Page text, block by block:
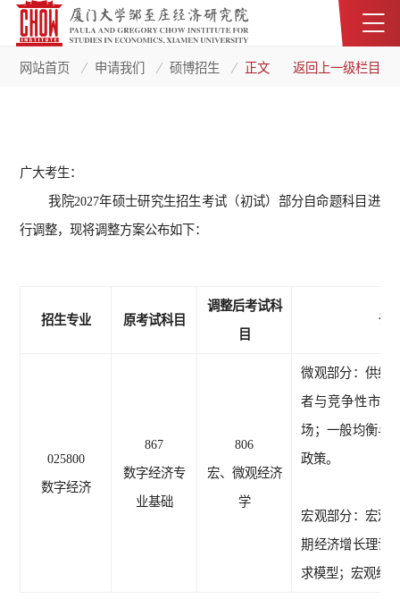
网站首页 申请我们 硕博招生 正文 返回上一级栏目
广大考生：
我院2027年硕士研究生招生考试（初试）部分自命题科目进
行调整，现将调整方案公布如下：
招生专业 原考试科目
调整后考试科
目
调
025800
数字经济
867
数字经济专
业基础
806
宏、微观经济
学
微观部分：供给
者与竞争性市场
场；一般均衡与
政策。
宏观部分：宏观
期经济增长理论
求模型；宏观经